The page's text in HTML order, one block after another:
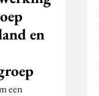
en
een